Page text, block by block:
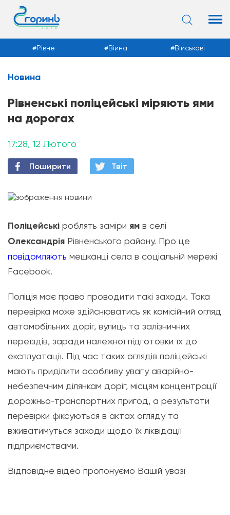
Новини
Рівне Війна Військові
Новина
Рівненські поліцейські міряють ями
на дорогах
17:28, 12 Лютого
Поширити Твiт
Поліцейські роблять заміри ям в селі
Олександрія Рівненського району. Про це
повідомляють мешканці села в соціальній мережі
Facebook.
Поліція має право проводити такі заходи. Така
перевірка може здійснюватись як комісійний огляд
автомобільних доріг, вулиць та залізничних
переїздів, заради належної підготовки їх до
експлуатації. Під час таких оглядів поліцейські
мають приділити особливу увагу аварійно-
небезпечним ділянкам доріг, місцям концентрації
дорожньо-транспортних пригод, а результати
перевірки фіксуються в актах огляду та
вживатимуться заходи щодо їх ліквідації
підприємствами.
Відповідне відео пропонуємо Вашій увазі